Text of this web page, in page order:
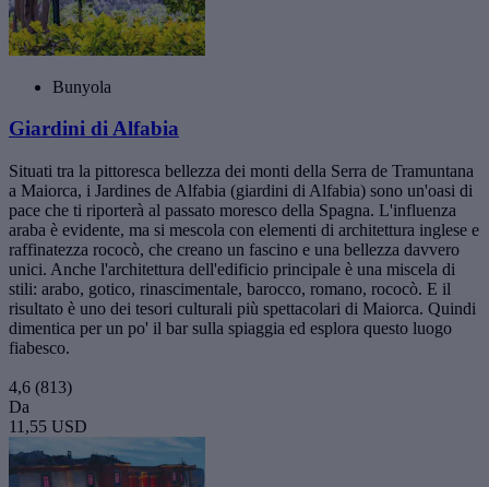
Bunyola
Giardini di Alfabia
Situati tra la pittoresca bellezza dei monti della Serra de Tramuntana
a Maiorca, i Jardines de Alfabia (giardini di Alfabia) sono un'oasi di
pace che ti riporterà al passato moresco della Spagna. L'influenza
araba è evidente, ma si mescola con elementi di architettura inglese e
raffinatezza rococò, che creano un fascino e una bellezza davvero
unici. Anche l'architettura dell'edificio principale è una miscela di
stili: arabo, gotico, rinascimentale, barocco, romano, rococò. E il
risultato è uno dei tesori culturali più spettacolari di Maiorca. Quindi
dimentica per un po' il bar sulla spiaggia ed esplora questo luogo
fiabesco.
4,6 (813)
Da
11,55 USD